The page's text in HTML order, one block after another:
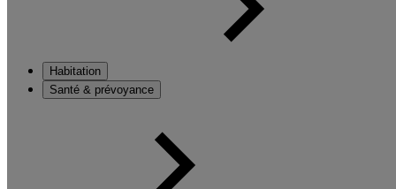
Habitation
Santé & prévoyance